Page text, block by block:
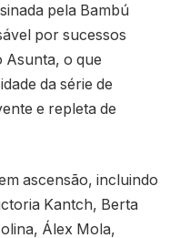
pela Bambú
por sucessos
Asunta, o que
da série de
e repleta de
ascensão, incluindo
Kantch, Berta
Álex Mola,